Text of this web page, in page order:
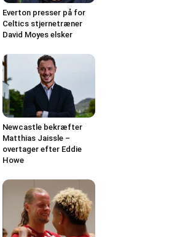
Everton presser på for
Celtics stjernetræner
David Moyes elsker
Newcastle bekræfter
Matthias Jaissle –
overtager efter Eddie
Howe